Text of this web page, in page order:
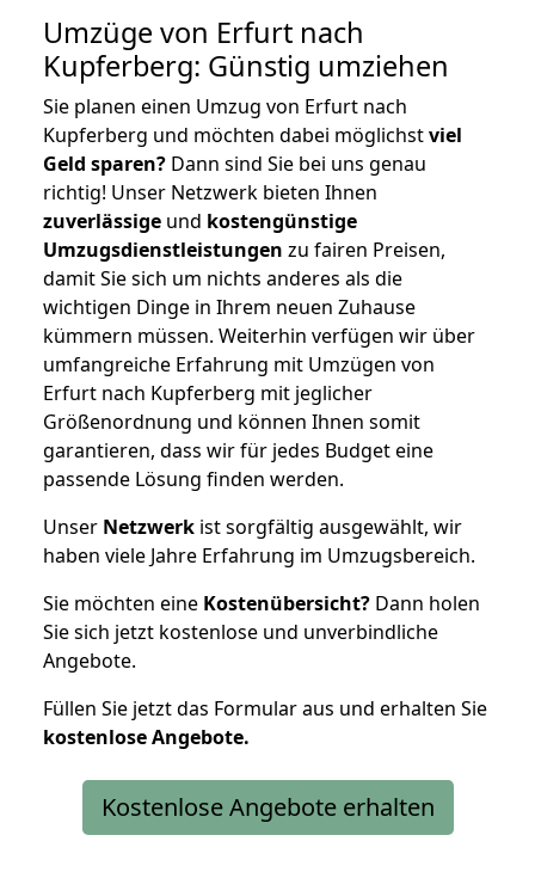
Umzüge von Erfurt nach
Kupferberg: Günstig umziehen
Sie planen einen Umzug von Erfurt nach
Kupferberg und möchten dabei möglichstviel
Geld sparen? Dann sind Sie bei uns genau
richtig! Unser Netzwerk bieten Ihnen
zuverlässige und kostengünstige
Umzugsdienstleistungen zu fairen Preisen,
damit Sie sich um nichts anderes als die
wichtigen Dinge in Ihrem neuen Zuhause
kümmern müssen. Weiterhin verfügen wir über
umfangreiche Erfahrung mit Umzügen von
Erfurt nach Kupferberg mit jeglicher
Größenordnung und können Ihnen somit
garantieren, dass wir für jedes Budget eine
passende Lösung finden werden.
Unser Netzwerk ist sorgfältig ausgewählt, wir
haben viele Jahre Erfahrung im Umzugsbereich.
Sie möchten eine Kostenübersicht? Dann holen
Sie sich jetzt kostenlose und unverbindliche
Angebote.
Füllen Sie jetzt das Formular aus und erhalten Sie
kostenloseAngebote.
Kostenlose Angebote erhalten